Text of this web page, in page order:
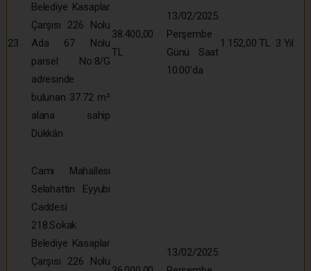
23
Belediye Kasaplar
Çarşısı 226 Nolu
Ada 67 Nolu
parsel No:8/G
adresinde
bulunan 37.72 m²
alana sahip
Dükkân
38.400,00
TL
13/02/2025
Perşembe
Günü Saat
10:00’da
1.152,00 TL 3 Yıl
Cami Mahallesi
Selahattin Eyyubi
Caddesi
218.Sokak
Belediye Kasaplar
Çarşısı 226 Nolu
13/02/2025